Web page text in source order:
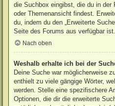
die Suchbox eingibst, die du in der
oder Themenansicht findest.
du, indem du den „Erweiterte
Seite des Forums aus verfügbar ist.
Nach oben
Weshalb erhalte ich bei der
Deine Suche war möglicherweise
enthielt zu viele gängige Wörter,
werden. Stelle eine spezifischere
Optionen, die dir die erweiterte